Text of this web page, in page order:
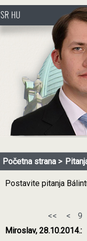
http://
SR HU
Početna strana
Postavite pitanja
<< < 9
Miroslav, 28.10.2014.: